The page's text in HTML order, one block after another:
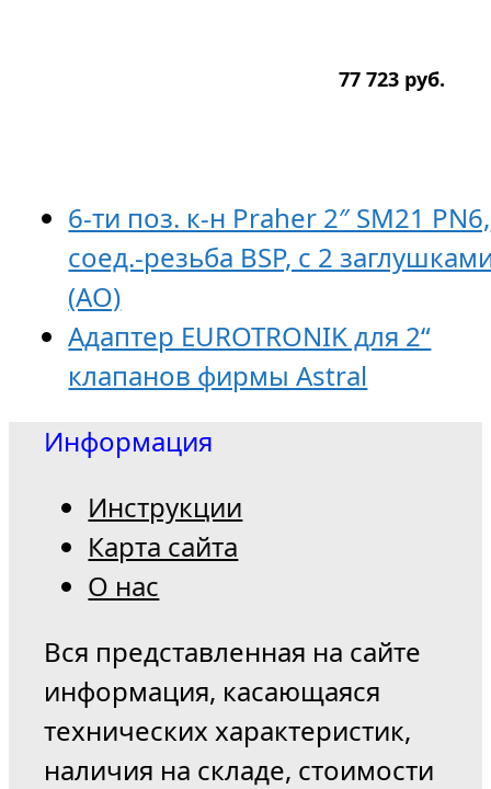
77 723 руб.
6-ти поз. к-н Praher 2″ SM21 PN6,
соед.-резьба BSP, с 2
(AO)
Адаптер EUROTRONIK для 2“
клапанов фирмы Astral
Информация
Инструкции
Карта сайта
О нас
Вся представленная на сайте
информация, касающаяся
технических характеристик,
наличия на складе, стоимости